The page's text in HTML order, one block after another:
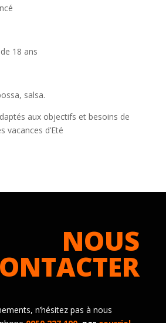
18 ans
salsa.
aux objectifs et besoins de
vacances d’Eté
NOUS
n’hésitez pas à nous